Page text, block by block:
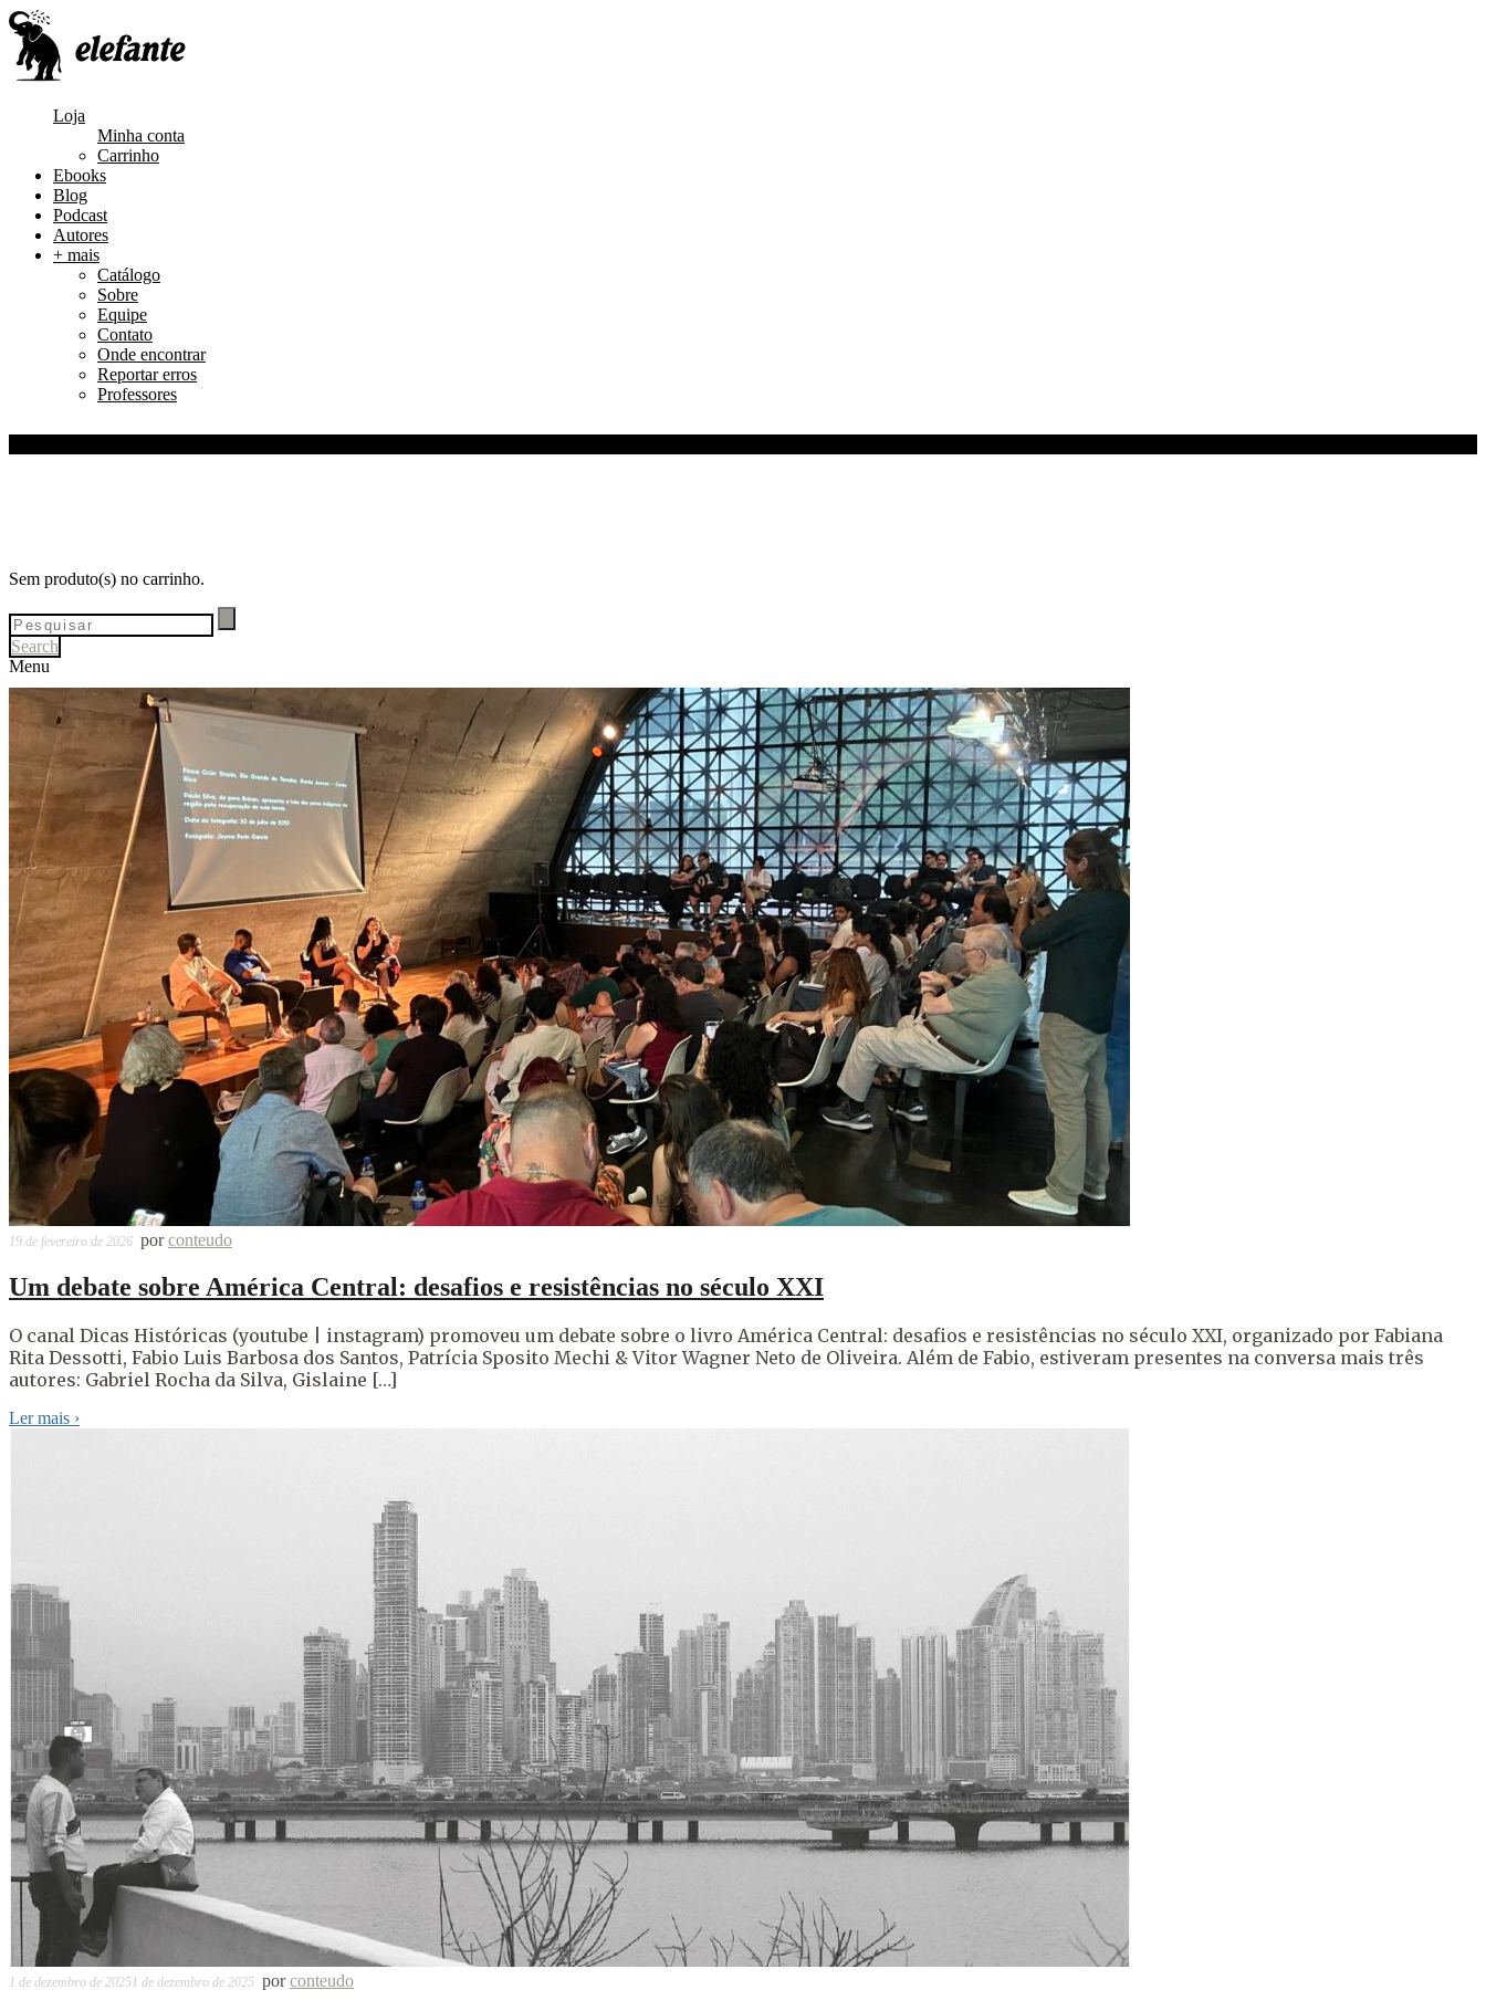
Loja
Minha conta
Carrinho
Ebooks
Blog
Podcast
Autores
+ mais
Catálogo
Sobre
Equipe
Contato
Onde encontrar
Reportar erros
Professores
Sem produto(s) no carrinho.
Search
Menu
19 de fevereiro de 2026 porconteudo
Um debate sobre América Central: desafios e resistências no século XXI
O canal Dicas Históricas (youtube | instagram) promoveu um debate sobre o livro América Central: desafios e resistências no século XXI, organizado por Fabiana
Rita Dessotti, Fabio Luis Barbosa dos Santos, Patrícia Sposito Mechi & Vitor Wagner Neto de Oliveira. Além de Fabio, estiveram presentes na conversa mais três
autores: Gabriel Rocha da Silva, Gislaine […]
Ler mais ›
1 de dezembro de 20251 de dezembro de 2025 porconteudo